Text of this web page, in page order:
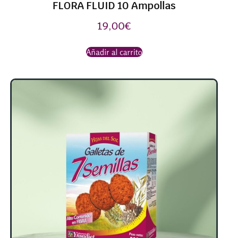
FLORA FLUID 10 Ampollas
19,00€
Añadir al carrito